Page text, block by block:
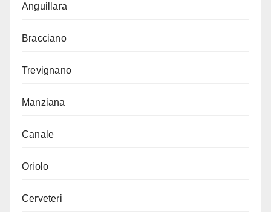
Anguillara
Bracciano
Trevignano
Manziana
Canale
Oriolo
Cerveteri